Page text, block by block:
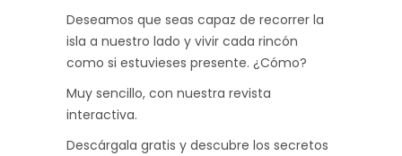
Deseamos que seas capaz de recorrer la
isla a nuestro lado y vivir cada rincón
como si estuvieses presente. ¿Cómo?
Muy sencillo, con nuestra revista
interactiva.
Descárgala gratis y descubre los secretos